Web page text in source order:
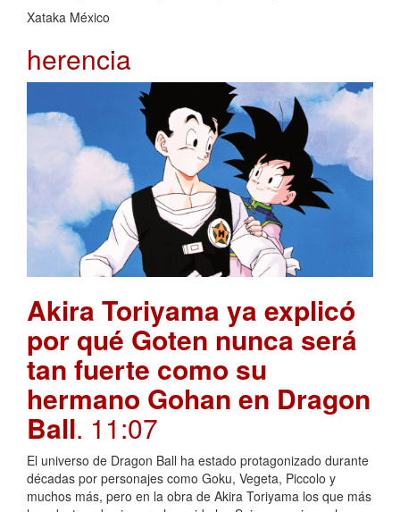
Xataka México
herencia
Akira Toriyama ya explicó
por qué Goten nunca será
tan fuerte como su
hermano Gohan en Dragon
Ball. 11:07
El universo de Dragon Ball ha estado protagonizado durante
décadas por personajes como Goku, Vegeta, Piccolo y
muchos más, pero en la obra de Akira Toriyama los que más